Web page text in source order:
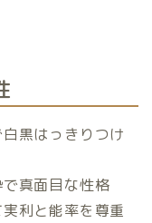
黒はっきりつけ
真面目な性格
利と能率を尊重